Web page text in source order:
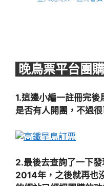
晚鳥票平台團
1.這邊小編一註冊完
是否有人開團，不過
2.最後去查詢了一下
2014年，之後就再也